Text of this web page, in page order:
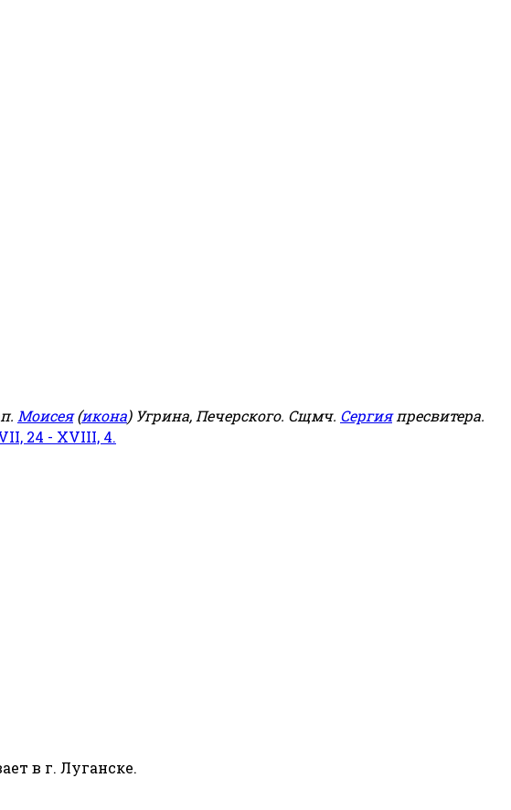
Моисея(икона) Угрина, Печерского. Сщмч. Сергияпресвитера.
24 - XVIII, 4.
в г. Луганске.